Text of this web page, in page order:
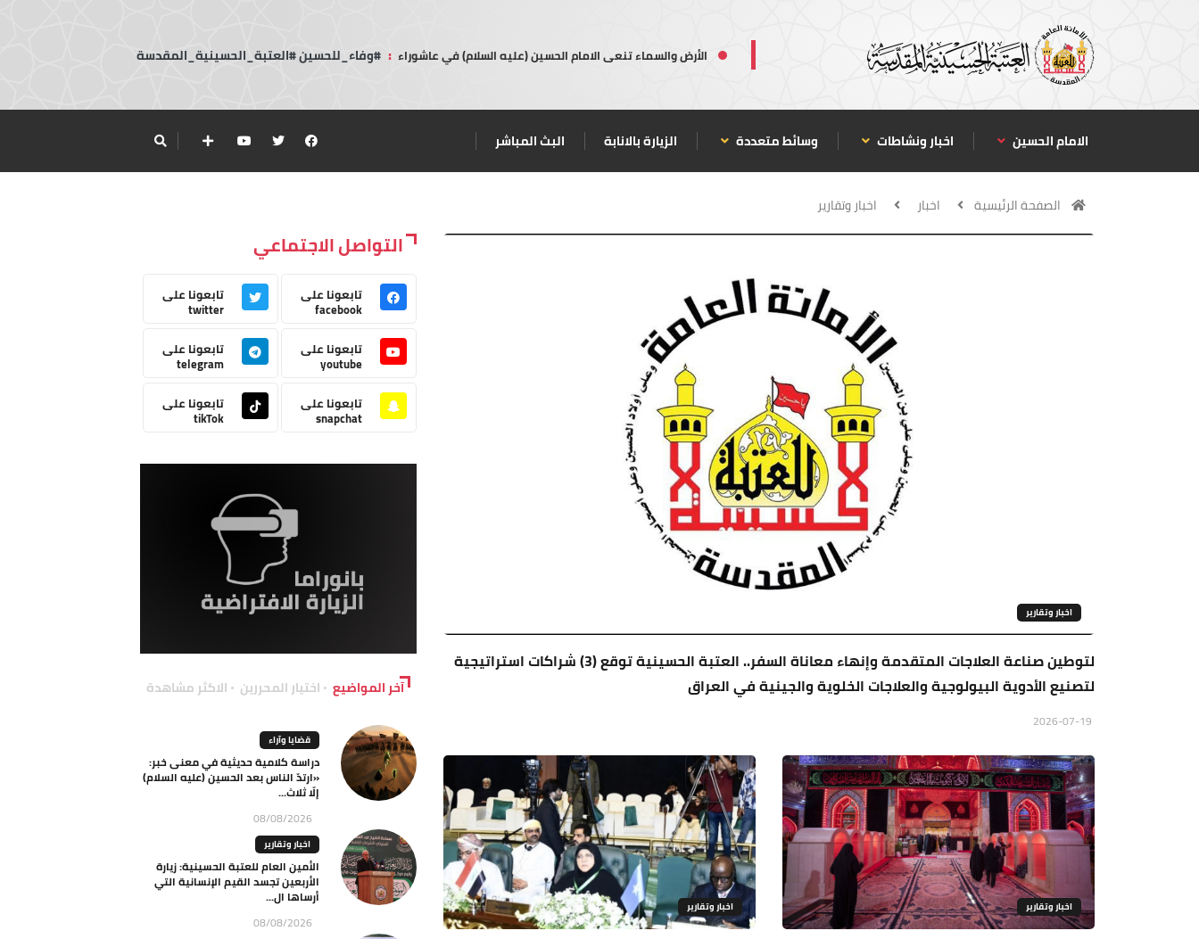
الأرض والسماء تنعى الامام الحسين (عليه السلام) في عاشوراء : #وفاء_للحسين #العتبة_الحسينية_المقدسة
الامام الحسين اخبار ونشاطات وسائط متعددة الزيارة بالانابة البث المباشر
الصفحة الرئيسية اخبار اخبار وتقارير
اخبار وتقارير
لتوطين صناعة العلاجات المتقدمة وإنهاء معاناة السفر.. العتبة الحسينية توقع (3) شراكات استراتيجية
لتصنيع الأدوية البيولوجية والعلاجات الخلوية والجينية في العراق
اخبار وتقارير اخبار وتقارير
التواصل الاجتماعي
تابعونا على
facebook
تابعونا على
twitter
تابعونا على
youtube
تابعونا على
telegram
تابعونا على
snapchat
تابعونا على
tikTok
آخر المواضيع اختيار المحررين الاكثر مشاهدة
قضايا وآراء
دراسة كلامية حديثية في معنى خبر:
«ارتدّ الناس بعد الحسين (عليه السلام)
إلّا ثلاث...
08/08/2026
اخبار وتقارير
الأمين العام للعتبة الحسينية: زيارة
الأربعين تجسد القيم الإنسانية التي
أرساها ال...
08/08/2026